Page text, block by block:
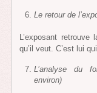
Le retour de
L’exposant
qu’il veut. C’est lui
L’analyse du
environ)